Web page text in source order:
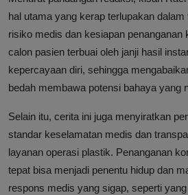
hal utama yang kerap terlupakan
risiko medis dan kesiapan penanganan
calon pasien terbuai oleh janji hasil
kepercayaan diri, sehingga
bedah membawa potensi bahaya yang
Selain itu, cerita ini juga menyiratkan
standar keselamatan medis dan
layanan operasi plastik. Penanganan
tepat bisa menjadi penentu hidup dan
respons medis yang sigap, seperti